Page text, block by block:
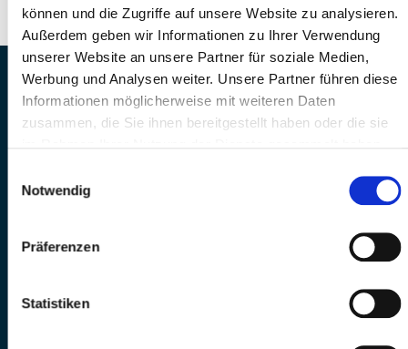
können und die Zugriffe auf unsere Website zu analysieren.
Außerdem geben wir Informationen zu Ihrer Verwendung
unserer Website an unsere Partner für soziale Medien,
Werbung und Analysen weiter. Unsere Partner führen diese
Informationen möglicherweise mit weiteren Daten
zusammen, die Sie ihnen bereitgestellt haben oder die sie
Notwendig
Präferenzen
Statistiken
MS Sports AG • Sonnenrain 3b • CH-6221
Rickenbach
Telefon: +41 41 260 33 67 • E-